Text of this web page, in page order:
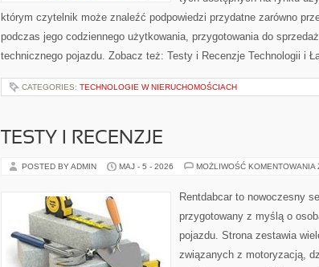
którym czytelnik może znaleźć podpowiedzi przydatne zarówno
podczas jego codziennego użytkowania, przygotowania do
technicznego pojazdu. Zobacz też: Testy i Recenzje Technologii i
CATEGORIES: TECHNOLOGIE W NIERUCHOMOŚCIACH
TESTY I RECENZJE
POSTED BY ADMIN MAJ - 5 - 2026 MOŻLIWOŚĆ KOMENTOWANIA
Rentdabcar to nowoczesny
przygotowany z myślą o
pojazdu. Strona zestawia
związanych z motoryzacją,